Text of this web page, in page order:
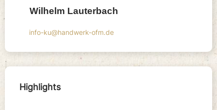
Wilhelm Lauterbach
info-ku@handwerk-ofm.de